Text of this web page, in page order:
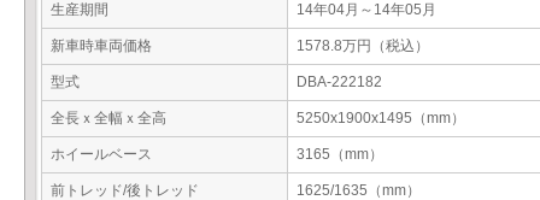
生産期間 14年04月～14年05月
新車時車両価格 1578.8万円（税込）
型式 DBA-222182
全長ｘ全幅ｘ全高 5250x1900x1495（mm）
ホイールベース 3165（mm）
前トレッド/後トレッド 1625/1635（mm）